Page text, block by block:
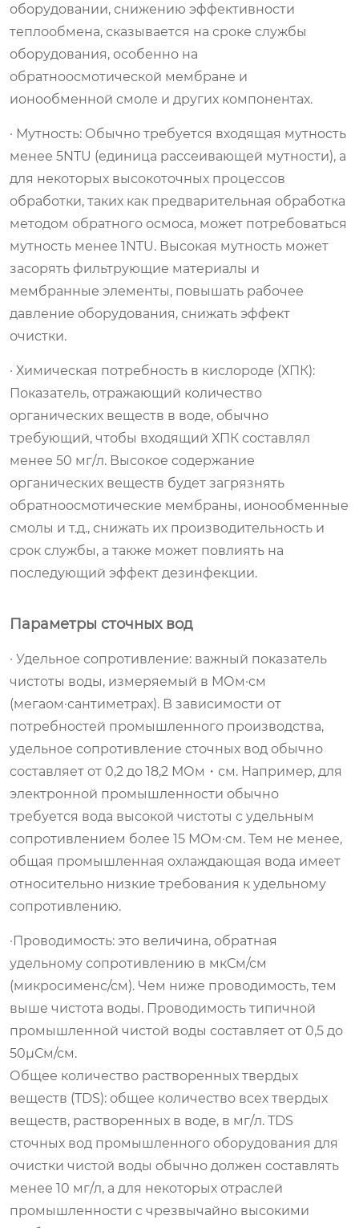
оборудовании, снижению эффективности
теплообмена, сказывается на сроке службы
оборудования, особенно на
обратноосмотической мембране и
ионообменной смоле и других компонентах.
· Мутность: Обычно требуется входящая мутность
менее 5NTU (единица рассеивающей мутности), а
для некоторых высокоточных процессов
обработки, таких как предварительная обработка
методом обратного осмоса, может потребоваться
мутность менее 1NTU. Высокая мутность может
засорять фильтрующие материалы и
мембранные элементы, повышать рабочее
давление оборудования, снижать эффект
очистки.
· Химическая потребность в кислороде (ХПК):
Показатель, отражающий количество
органических веществ в воде, обычно
требующий, чтобы входящий ХПК составлял
менее 50 мг/л. Высокое содержание
органических веществ будет загрязнять
обратноосмотические мембраны, ионообменные
смолы и т.д., снижать их производительность и
срок службы, а также может повлиять на
последующий эффект дезинфекции.
Параметры сточных вод
· Удельное сопротивление: важный показатель
чистоты воды, измеряемый в МОм·см
(мегаом·сантиметрах). В зависимости от
потребностей промышленного производства,
удельное сопротивление сточных вод обычно
составляет от 0,2 до 18,2 МОм・см. Например, для
электронной промышленности обычно
требуется вода высокой чистоты с удельным
сопротивлением более 15 МОм·см. Тем не менее,
общая промышленная охлаждающая вода имеет
относительно низкие требования к удельному
сопротивлению.
·Проводимость: это величина, обратная
удельному сопротивлению в мкСм/см
(микросименс/см). Чем ниже проводимость, тем
выше чистота воды. Проводимость типичной
промышленной чистой воды составляет от 0,5 до
50μСм/см.
Общее количество растворенных твердых
веществ (TDS): общее количество всех твердых
веществ, растворенных в воде, в мг/л. TDS
сточных вод промышленного оборудования для
очистки чистой воды обычно должен составлять
менее 10 мг/л, а для некоторых отраслей
промышленности с чрезвычайно высокими